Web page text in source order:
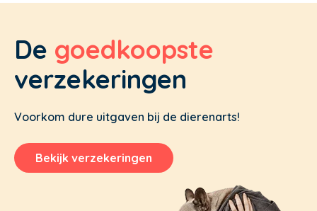
De goedkoopste
verzekeringen
Voorkom dure uitgaven bij de dierenarts!
Bekijk verzekeringen